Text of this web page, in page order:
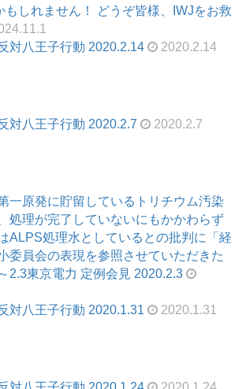
もしれません！ どうぞ皆様、IWJをお救
対八王子行動 2020.2.14
2020.2.14
対八王子行動 2020.2.7 2020.2.7
一原発に貯留しているトリチウム汚染
処理が完了していないにもかかわらず
ALPS処理水としているとの批判に「経
委員会の表現を参照させていただきた
2.3東京電力 定例会見 2020.2.3
対八王子行動 2020.1.31
2020.1.31